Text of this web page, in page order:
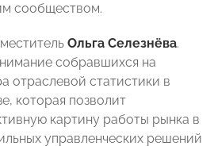
сообществом.
Ольга Селезнёва.
собравшихся на
отраслевой статистики в
которая позволит
картину работы рынка в
управленческих решений